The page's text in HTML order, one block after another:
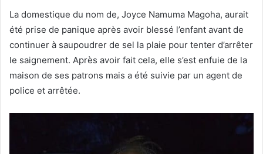
La domestique du nom de, Joyce Namuma Magoha, aurait
été prise de panique après avoir blessé l’enfant avant de
continuer à saupoudrer de sel la plaie pour tenter d’arrêter
le saignement. Après avoir fait cela, elle s’est enfuie de la
maison de ses patrons mais a été suivie par un agent de
police et arrêtée.